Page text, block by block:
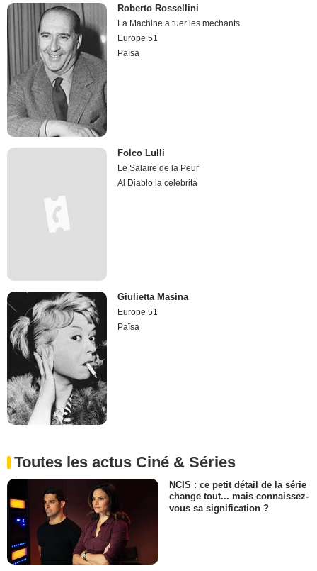
Roberto Rossellini
La Machine a tuer les mechants
Europe 51
Païsa
Folco Lulli
Le Salaire de la Peur
Al Diablo la celebrità
Giulietta Masina
Europe 51
Païsa
Toutes les actus Ciné & Séries
NCIS : ce petit détail de la série
change tout... mais connaissez-
vous sa signification ?